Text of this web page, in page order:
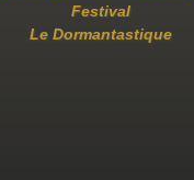
Festival
Le Dormantastique